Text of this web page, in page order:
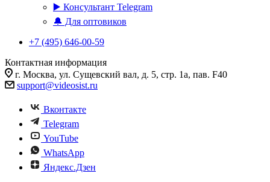
▶️ Консультант Telegram
🔔 Для оптовиков
+7 (495) 646-00-59
Контактная информация
г. Москва, ул. Сущевский вал, д. 5, стр. 1а, пав. F40
support@videosist.ru
Вконтакте
Telegram
YouTube
WhatsApp
Яндекс.Дзен